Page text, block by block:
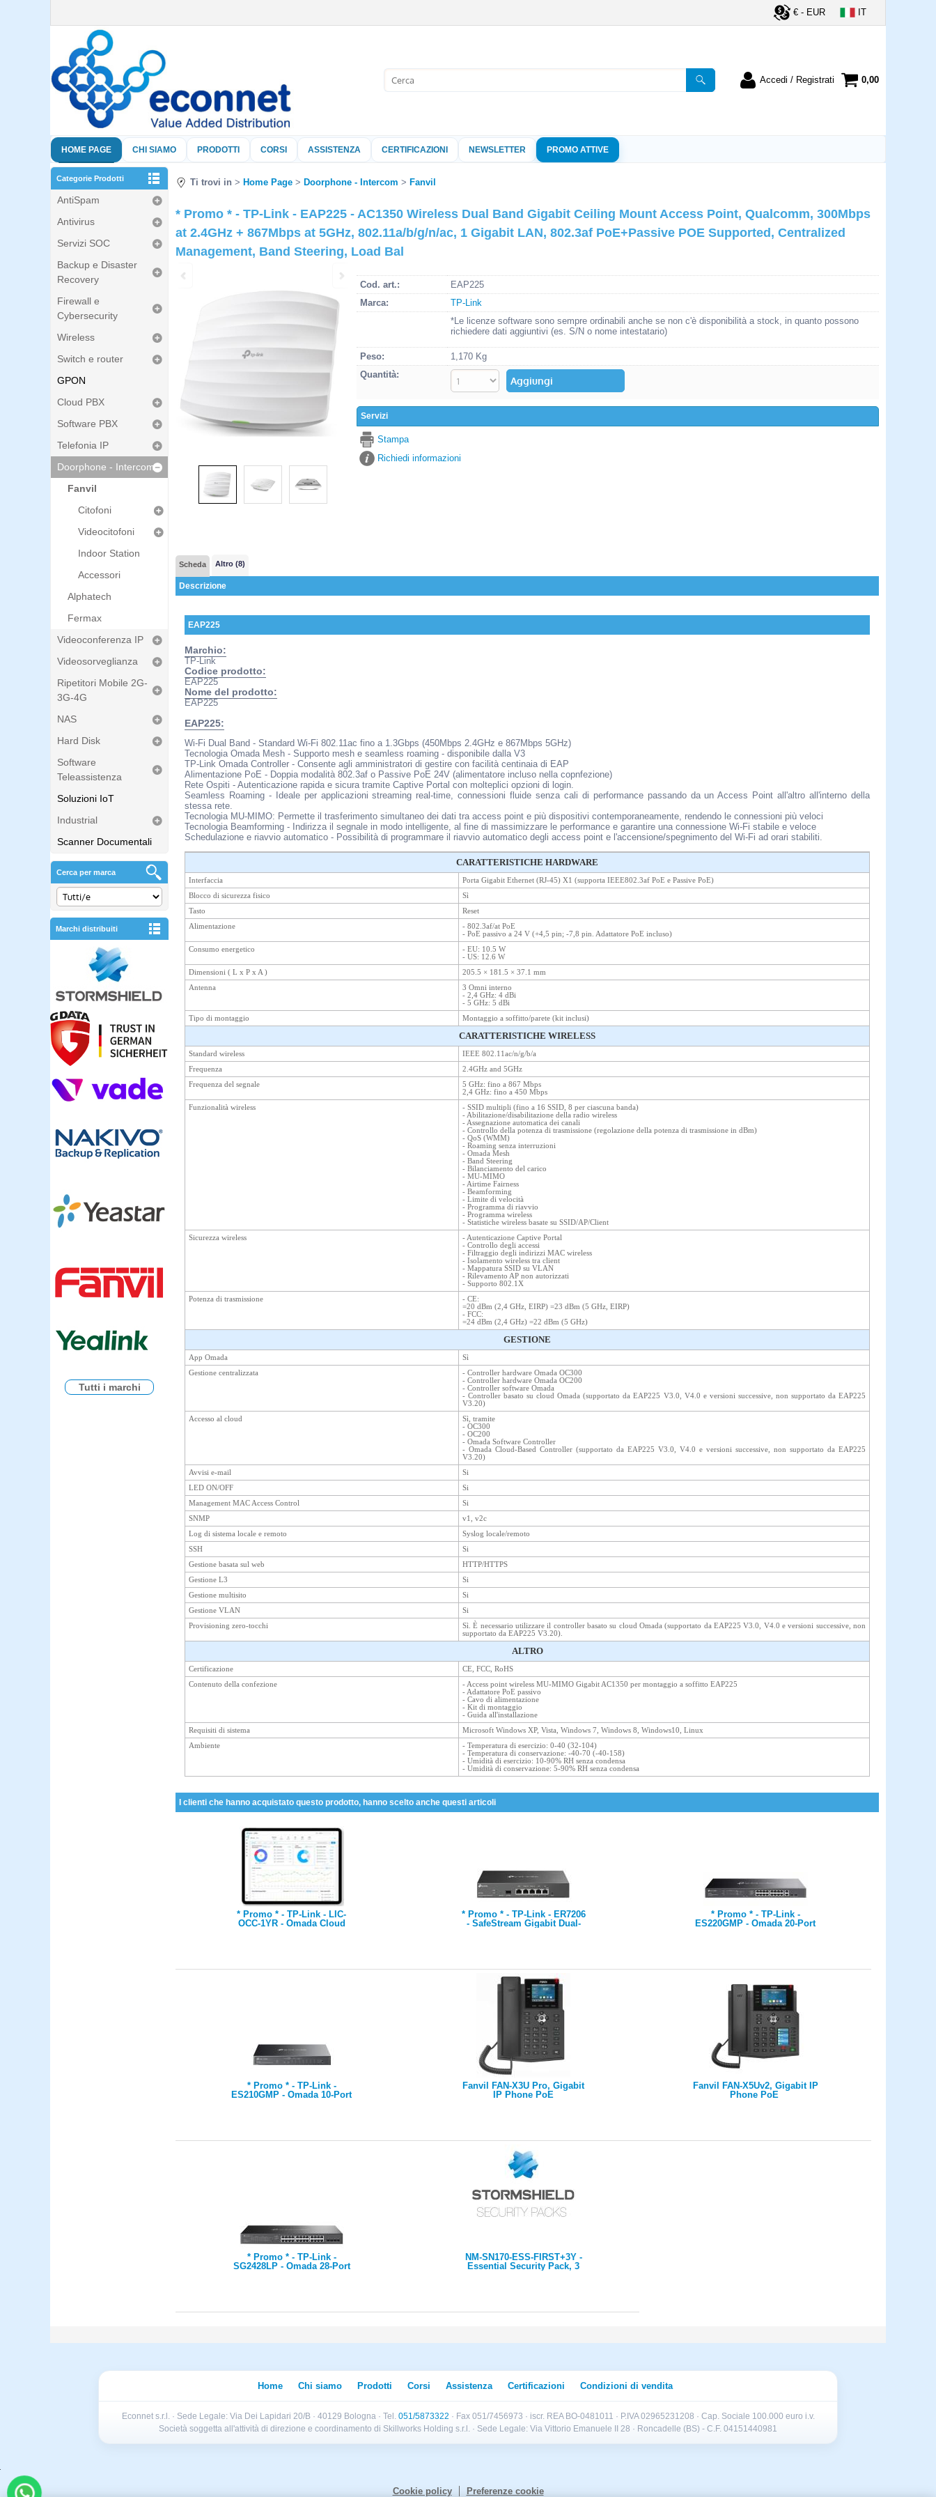
€ - EUR IT
Accedi / Registrati
nome utente e la password e poi
clicca sul pulsante "Accedi"
Password:
Hai perso la password?
0,00
HOME PAGE CHI SIAMO PRODOTTI CORSI ASSISTENZA CERTIFICAZIONI NEWSLETTER PROMO ATTIVE
Categorie Prodotti
AntiSpam
Antivirus
Servizi SOC
Backup e Disaster
Recovery
Firewall e
Cybersecurity
Wireless
Switch e router
GPON
Cloud PBX
Software PBX
Telefonia IP
Doorphone - Intercom
Fanvil
Citofoni
Videocitofoni
Indoor Station
Accessori
Alphatech
Fermax
Videoconferenza IP
Videosorveglianza
Ripetitori Mobile 2G-
3G-4G
NAS
Hard Disk
Software
Teleassistenza
Soluzioni IoT
Industrial
Scanner Documentali
Cerca per marca
Marchi distribuiti
Tutti i marchi
Ti trovi in Home Page Doorphone - Intercom Fanvil
* Promo * - TP-Link - EAP225 - AC1350 Wireless Dual Band Gigabit Ceiling Mount Access Point, Qualcomm, 300Mbps
at 2.4GHz + 867Mbps at 5GHz, 802.11a/b/g/n/ac, 1 Gigabit LAN, 802.3af PoE+Passive POE Supported, Centralized
Management, Band Steering, Load Bal
Cod. art.:
EAP225
Marca:
TP-Link
*Le licenze software sono sempre ordinabili anche se non c'è disponibilità a stock, in quanto possono
richiedere dati aggiuntivi (es. S/N o nome intestatario)
Peso:
1,170 Kg
Quantità:
Servizi
Stampa
Richiedi informazioni
Scheda Altro (8)
Descrizione
EAP225
Marchio:
TP-Link
Codice prodotto:
EAP225
Nome del prodotto:
EAP225
EAP225:
Wi-Fi Dual Band - Standard Wi-Fi 802.11ac fino a 1.3Gbps (450Mbps 2.4GHz e 867Mbps 5GHz)
Tecnologia Omada Mesh - Supporto mesh e seamless roaming - disponibile dalla V3
TP-Link Omada Controller - Consente agli amministratori di gestire con facilità centinaia di EAP
Alimentazione PoE - Doppia modalità 802.3af o Passive PoE 24V (alimentatore incluso nella copnfezione)
Rete Ospiti - Autenticazione rapida e sicura tramite Captive Portal con molteplici opzioni di login.
Seamless Roaming - Ideale per applicazioni streaming real-time, connessioni fluide senza cali di performance passando da un Access Point all'altro all'interno della
stessa rete.
Tecnologia MU-MIMO: Permette il trasferimento simultaneo dei dati tra access point e più dispositivi contemporaneamente, rendendo le connessioni più veloci
Tecnologia Beamforming - Indirizza il segnale in modo intelligente, al fine di massimizzare le performance e garantire una connessione Wi-Fi stabile e veloce
Schedulazione e riavvio automatico - Possibilità di programmare il riavvio automatico degli access point e l'accensione/spegnimento del Wi-Fi ad orari stabiliti.
CARATTERISTICHE HARDWARE
Interfaccia
Porta Gigabit Ethernet (RJ-45) X1 (supporta IEEE802.3af PoE e Passive PoE)
Blocco di sicurezza fisico
Sì
Tasto
Reset
Alimentazione
- 802.3af/at PoE
- PoE passivo a 24 V (+4,5 pin; -7,8 pin. Adattatore PoE incluso)
Consumo energetico
- EU: 10.5 W
- US: 12.6 W
Dimensioni ( L x P x A )
205.5 × 181.5 × 37.1 mm
Antenna
3 Omni interno
- 2,4 GHz: 4 dBi
- 5 GHz: 5 dBi
Tipo di montaggio
Montaggio a soffitto/parete (kit inclusi)
CARATTERISTICHE WIRELESS
Standard wireless
IEEE 802.11ac/n/g/b/a
Frequenza
2.4GHz and 5GHz
Frequenza del segnale
5 GHz: fino a 867 Mbps
2,4 GHz: fino a 450 Mbps
Funzionalità wireless
- SSID multipli (fino a 16 SSID, 8 per ciascuna banda)
- Abilitazione/disabilitazione della radio wireless
- Assegnazione automatica dei canali
- Controllo della potenza di trasmissione (regolazione della potenza di trasmissione in dBm)
- QoS (WMM)
- Roaming senza interruzioni
- Omada Mesh
- Band Steering
- Bilanciamento del carico
- MU-MIMO
- Airtime Fairness
- Beamforming
- Limite di velocità
- Programma di riavvio
- Programma wireless
- Statistiche wireless basate su SSID/AP/Client
Sicurezza wireless
- Autenticazione Captive Portal
- Controllo degli accessi
- Filtraggio degli indirizzi MAC wireless
- Isolamento wireless tra client
- Mappatura SSID su VLAN
- Rilevamento AP non autorizzati
- Supporto 802.1X
Potenza di trasmissione
- CE:
=20 dBm (2,4 GHz, EIRP) =23 dBm (5 GHz, EIRP)
- FCC:
=24 dBm (2,4 GHz) =22 dBm (5 GHz)
GESTIONE
App Omada
Sì
Gestione centralizzata
- Controller hardware Omada OC300
- Controller hardware Omada OC200
- Controller software Omada
- Controller basato su cloud Omada (supportato da EAP225 V3.0, V4.0 e versioni successive, non supportato da EAP225
V3.20)
Accesso al cloud
Sì, tramite
- OC300
- OC200
- Omada Software Controller
- Omada Cloud-Based Controller (supportato da EAP225 V3.0, V4.0 e versioni successive, non supportato da EAP225
V3.20)
Avvisi e-mail
Si
LED ON/OFF
Si
Management MAC Access Control
Si
SNMP
v1, v2c
Log di sistema locale e remoto
Syslog locale/remoto
SSH
Si
Gestione basata sul web
HTTP/HTTPS
Gestione L3
Si
Gestione multisito
Si
Gestione VLAN
Si
Provisioning zero-tocchi
Sì. È necessario utilizzare il controller basato su cloud Omada (supportato da EAP225 V3.0, V4.0 e versioni successive, non
supportato da EAP225 V3.20).
ALTRO
Certificazione
CE, FCC, RoHS
Contenuto della confezione
- Access point wireless MU-MIMO Gigabit AC1350 per montaggio a soffitto EAP225
- Adattatore PoE passivo
- Cavo di alimentazione
- Kit di montaggio
- Guida all'installazione
Requisiti di sistema
Microsoft Windows XP, Vista, Windows 7, Windows 8, Windows10, Linux
Ambiente
- Temperatura di esercizio: 0-40 (32-104)
- Temperatura di conservazione: -40-70 (-40-158)
- Umidità di esercizio: 10-90% RH senza condensa
- Umidità di conservazione: 5-90% RH senza condensa
I clienti che hanno acquistato questo prodotto, hanno scelto anche questi articoli
* Promo * - TP-Link - LIC-
OCC-1YR - Omada Cloud
* Promo * - TP-Link - ER7206
- SafeStream Gigabit Dual-
ports. Supports up to 100
IPsec LAN-to-LAN
connections, 50 OpenVPN
connections, 50 L2TP
connectio
* Promo * - TP-Link -
ES220GMP - Omada 20-Port
Gigabit SFP Ports,
1U 19-inch Rack-mountable
Steel Case
* Promo * - TP-Link -
ES210GMP - Omada 10-Port
Port, 802.3at/af, 123 W PoE
Fanvil FAN-X3U Pro, Gigabit
IP Phone PoE
Fanvil FAN-X5Uv2, Gigabit IP
Phone PoE
* Promo * - TP-Link -
SG2428LP - Omada 28-Port
16× 802.3at/af, 150 W PoE
NM-SN170-ESS-FIRST+3Y -
Essential Security Pack, 3
Home Chi siamo Prodotti Corsi Assistenza Certificazioni Condizioni di vendita
Econnet s.r.l. · Sede Legale: Via Dei Lapidari 20/B · 40129 Bologna · Tel. 051/5873322 · Fax 051/7456973 · iscr. REA BO-0481011 · P.IVA 02965231208 · Cap. Sociale 100.000 euro i.v.
Società soggetta all'attività di direzione e coordinamento di Skillworks Holding s.r.l. · Sede Legale: Via Vittorio Emanuele II 28 · Roncadelle (BS) - C.F. 04151440981
Cookie policy Preferenze cookie